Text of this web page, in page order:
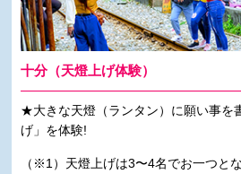
十分（天燈上げ体験）
★大きな天燈（ランタン）に願い事を
げ」を体験!
（※1）天燈上げは3〜4名でお一つと